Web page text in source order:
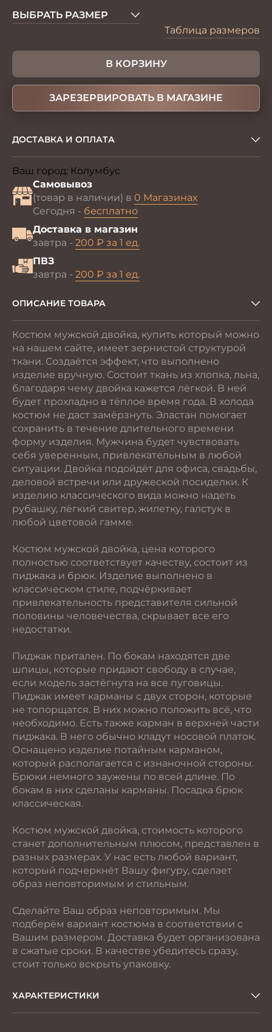
ВЫБРАТЬ РАЗМЕР
Таблица размеров
В КОРЗИНУ
ЗАРЕЗЕРВИРОВАТЬ В МАГАЗИНЕ
ДОСТАВКА И ОПЛАТА
Ваш город: Колумбус
Самовывоз
(товар в наличии) в 0 Магазинах
Сегодня - бесплатно
Доставка в магазин
завтра - 200 ₽ за 1 ед.
ПВЗ
завтра - 200 ₽ за 1 ед.
ОПИСАНИЕ ТОВАРА
Костюм мужской двойка, купить который можно
на нашем сайте, имеет зернистой структурой
ткани. Создаётся эффект, что выполнено
изделие вручную. Состоит ткань из хлопка, льна,
благодаря чему двойка кажется лёгкой. В ней
будет прохладно в тёплое время года. В холода
костюм не даст замёрзнуть. Эластан помогает
сохранить в течение длительного времени
форму изделия. Мужчина будет чувствовать
себя уверенным, привлекательным в любой
ситуации. Двойка подойдёт для офиса, свадьбы,
деловой встречи или дружеской посиделки. К
изделию классического вида можно надеть
рубашку, лёгкий свитер, жилетку, галстук в
любой цветовой гамме.
Костюм мужской двойка, цена которого
полностью соответствует качеству, состоит из
пиджака и брюк. Изделие выполнено в
классическом стиле, подчёркивает
привлекательность представителя сильной
половины человечества, скрывает все его
недостатки.
Пиджак притален. По бокам находятся две
шпицы, которые придают свободу в случае,
если модель застёгнута на все пуговицы.
Пиджак имеет карманы с двух сторон, которые
не топорщатся. В них можно положить всё, что
необходимо. Есть также карман в верхней части
пиджака. В него обычно кладут носовой платок.
Оснащено изделие потайным карманом,
который располагается с изнаночной стороны.
Брюки немного заужены по всей длине. По
бокам в них сделаны карманы. Посадка брюк
классическая.
Костюм мужской двойка, стоимость которого
станет дополнительным плюсом, представлен в
разных размерах. У нас есть любой вариант,
который подчеркнёт Вашу фигуру, сделает
образ неповторимым и стильным.
Сделайте Ваш образ неповторимым. Мы
подберём вариант костюма в соответствии с
Вашим размером. Доставка будет организована
в сжатые сроки. В качестве убедитесь сразу,
стоит только вскрыть упаковку.
ХАРАКТЕРИСТИКИ